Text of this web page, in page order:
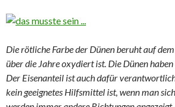
Die rötliche Farbe der Dünen beruht auf
über die Jahre oxydiert ist. Die Dünen haben
Der Eisenanteil ist auch dafür
kein geeignetes Hilfsmittel ist, wenn man